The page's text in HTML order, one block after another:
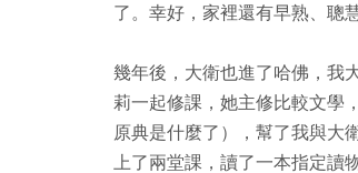
了。幸好，家裡還有早熟、聰
幾年後，大衛也進了哈佛，我
莉一起修課，她主修比較文學
原典是什麼了），幫了我與大
上了兩堂課，讀了一本指定讀